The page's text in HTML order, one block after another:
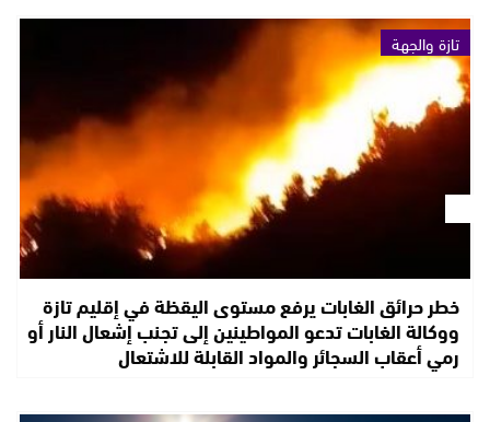
تازة والجهة
خطر حرائق الغابات يرفع مستوى اليقظة في إقليم تازة
ووكالة الغابات تدعو المواطينين إلى تجنب إشعال النار أو
رمي أعقاب السجائر والمواد القابلة للاشتعال